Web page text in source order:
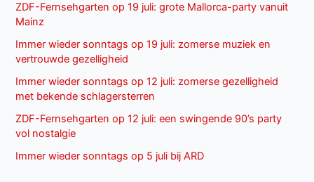
ZDF-Fernsehgarten op 19 juli: grote Mallorca-party vanuit
Mainz
Immer wieder sonntags op 19 juli: zomerse muziek en
vertrouwde gezelligheid
Immer wieder sonntags op 12 juli: zomerse gezelligheid
met bekende schlagersterren
ZDF-Fernsehgarten op 12 juli: een swingende 90’s party
vol nostalgie
Immer wieder sonntags op 5 juli bij ARD